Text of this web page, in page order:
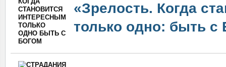
«Зрелость. Когда
только одно: быть с